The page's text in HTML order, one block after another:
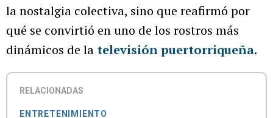
la nostalgia colectiva, sino que reafirmó por
qué se convirtió en uno de los rostros más
dinámicos de la televisión puertorriqueña.
RELACIONADAS
ENTRETENIMIENTO